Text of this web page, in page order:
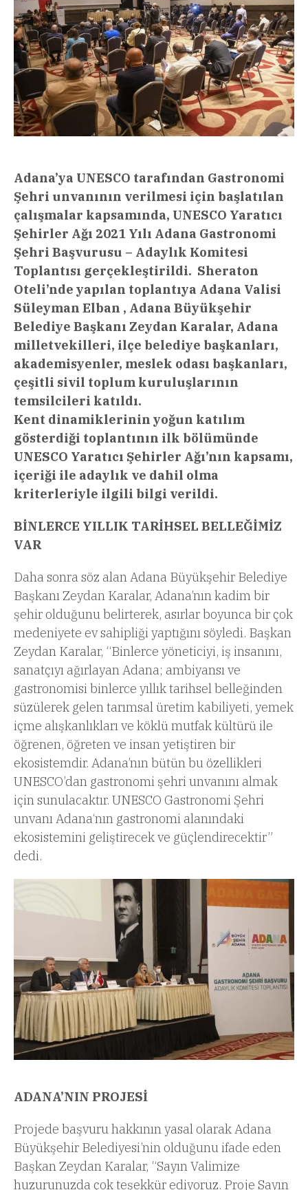
Adana’ya UNESCO tarafından Gastronomi
Şehri unvanının verilmesi için başlatılan
çalışmalar kapsamında, UNESCO Yaratıcı
Şehirler Ağı 2021 Yılı Adana Gastronomi
Şehri Başvurusu – Adaylık Komitesi
Toplantısı gerçekleştirildi. Sheraton
Oteli’nde yapılan toplantıya Adana Valisi
Süleyman Elban , Adana Büyükşehir
Belediye Başkanı Zeydan Karalar, Adana
milletvekilleri, ilçe belediye başkanları,
akademisyenler, meslek odası başkanları,
çeşitli sivil toplum kuruluşlarının
temsilcileri katıldı.
Kent dinamiklerinin yoğun katılım
gösterdiği toplantının ilk bölümünde
UNESCO Yaratıcı Şehirler Ağı’nın kapsamı,
içeriği ile adaylık ve dahil olma
kriterleriyle ilgili bilgi verildi.
BİNLERCE YILLIK TARİHSEL BELLEĞİMİZ
VAR
Daha sonra söz alan Adana Büyükşehir Belediye
Başkanı Zeydan Karalar, Adana’nın kadim bir
şehir olduğunu belirterek, asırlar boyunca bir çok
medeniyete ev sahipliği yaptığını söyledi. Başkan
Zeydan Karalar, “Binlerce yöneticiyi, iş insanını,
sanatçıyı ağırlayan Adana; ambiyansı ve
gastronomisi binlerce yıllık tarihsel belleğinden
süzülerek gelen tarımsal üretim kabiliyeti, yemek
içme alışkanlıkları ve köklü mutfak kültürü ile
öğrenen, öğreten ve insan yetiştiren bir
ekosistemdir. Adana’nın bütün bu özellikleri
UNESCO’dan gastronomi şehri unvanını almak
için sunulacaktır. UNESCO Gastronomi Şehri
unvanı Adana‘nın gastronomi alanındaki
ekosistemini geliştirecek ve güçlendirecektir”
dedi.
ADANA’NIN PROJESİ
Projede başvuru hakkının yasal olarak Adana
Büyükşehir Belediyesi’nin olduğunu ifade eden
Başkan Zeydan Karalar, “Sayın Valimize
huzurunuzda çok teşekkür ediyoruz. Proje Sayın